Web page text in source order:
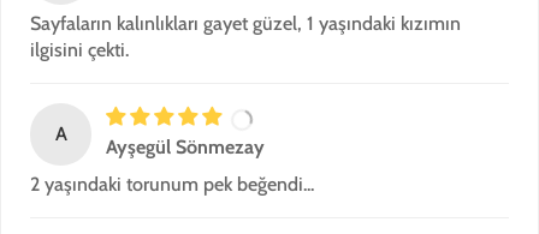
Sayfaların kalınlıkları gayet güzel, 1 yaşındaki kızımın
ilgisini çekti.
A
Ayşegül Sönmezay
2 yaşındaki torunum pek beğendi...